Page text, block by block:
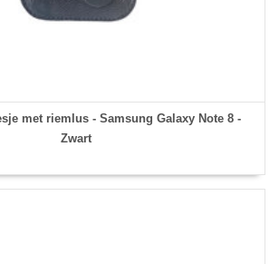
met riemlus - Samsung Galaxy Note 8 -
Zwart